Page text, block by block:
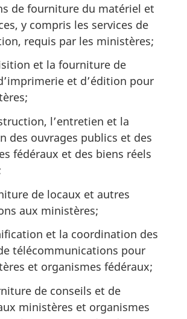
de fourniture du matériel et
y compris les services de
requis par les ministères;
et la fourniture de
et d’édition pour
l’entretien et la
des ouvrages publics et des
fédéraux et des biens réels
de locaux et autres
aux ministères;
et la coordination des
télécommunications pour
et organismes fédéraux;
de conseils et de
ministères et organismes